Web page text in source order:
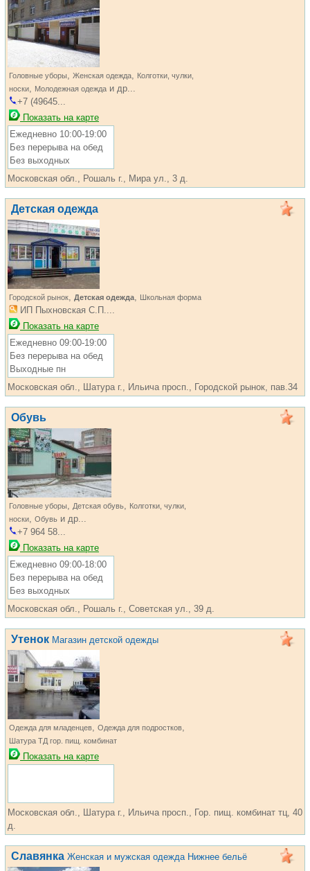
Головные уборы, Женская одежда, Колготки, чулки,
носки, Молодежная одежда и др...
+7 (49645...
Показать на карте
Ежедневно 10:00-19:00
Без перерыва на обед
Без выходных
Московская обл., Рошаль г., Мира ул., 3 д.
Детская одежда
Городской рынок, Детская одежда, Школьная форма
ИП Пыхновская С.П....
Показать на карте
Ежедневно 09:00-19:00
Без перерыва на обед
Выходные пн
Московская обл., Шатура г., Ильича просп., Городской рынок, пав.34
Обувь
Головные уборы, Детская обувь, Колготки, чулки,
носки, Обувь и др...
+7 964 58...
Показать на карте
Ежедневно 09:00-18:00
Без перерыва на обед
Без выходных
Московская обл., Рошаль г., Советская ул., 39 д.
Утенок Магазин детской одежды
Одежда для младенцев, Одежда для подростков,
Шатура ТД гор. пищ. комбинат
Показать на карте
Московская обл., Шатура г., Ильича просп., Гор. пищ. комбинат тц, 40
д.
Славянка Женская и мужская одежда Нижнее бельё